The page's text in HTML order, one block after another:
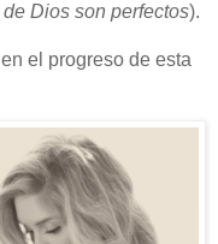
Dios son perfectos).
el progreso de esta